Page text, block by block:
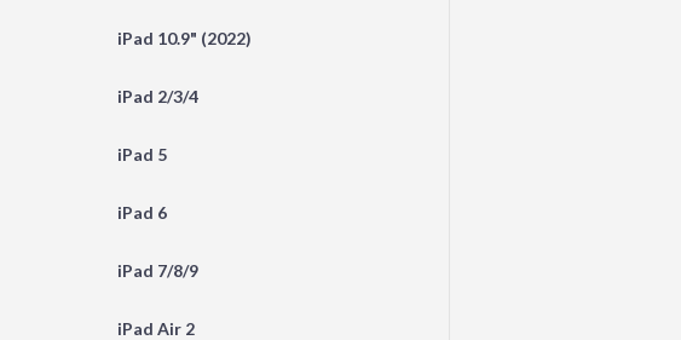
iPad 10.9" (2022)
iPad 2/3/4
iPad 5
iPad 6
iPad 7/8/9
iPad Air 2